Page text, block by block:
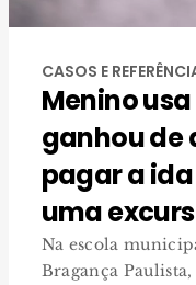
CASOS E
Menino
ganhou de
pagar a
uma
Na escola
Bragança